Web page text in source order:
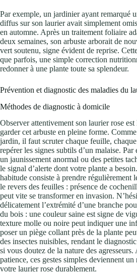
Par exemple, un jardinier ayant remarqué
diffus sur son laurier avait simplement
en automne. Après un traitement foliaire
deux semaines, son arbuste arborait de
vert soutenu, signe évident de reprise.
que parfois, une simple correction
redonner à une plante toute sa splendeur.
Prévention et diagnostic des maladies du
Méthodes de diagnostic à domicile
Observer attentivement son laurier rose
garder cet arbuste en pleine forme.
jardin, il faut scruter chaque feuille,
repérer les signes subtils d’un malaise.
un jaunissement anormal ou des petites
le signal d’alerte dont votre plante a
habitude consiste à prendre régulièrement
le revers des feuilles : présence de
peut vite se transformer en invasion.
délicatement l’extrémité d’une branche
du bois : une couleur saine est signe de
texture molle ou noire peut indiquer une
poser un piège collant près de la plante
des insectes nuisibles, rendant le
si vous doutez de la nature des
patience, ces gestes simples deviennent
votre laurier rose durablement.